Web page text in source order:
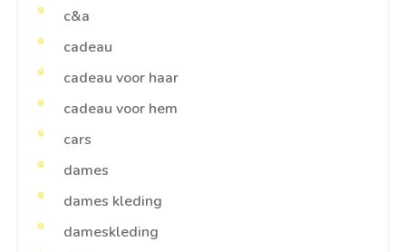
c&a
cadeau
cadeau voor haar
cadeau voor hem
cars
dames
dames kleding
dameskleding